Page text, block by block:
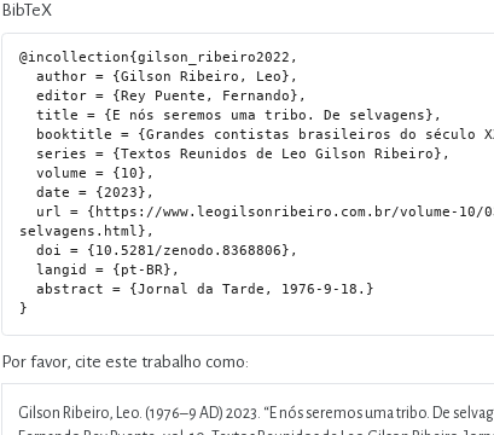
BibTeX
@incollection{gilson_ribeiro2022,
  author = {Gilson Ribeiro, Leo},
  editor = {Rey Puente, Fernando},
  title = {E nós seremos uma tribo. De selvagens},
  volume = {10},
  date = {2023},
selvagens.html},
  doi = {10.5281/zenodo.8368806},
  abstract = {Jornal da Tarde, 1976-9-18.}
Por favor, cite este trabalho como:
Gilson Ribeiro, Leo. (1976–9 AD) 2023. “E nós seremos uma tribo. De